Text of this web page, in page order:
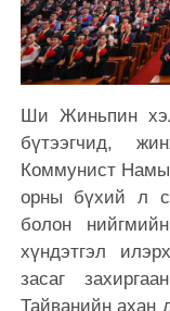
Ши Жиньпин
бүтээгчид,
Коммунист
орны бүхий л
болон
хүндэтгэл
засаг
Тайванийн ахан